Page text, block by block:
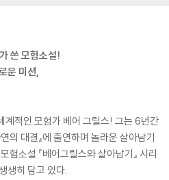
쓴 모험소설!
운 미션,
계적인 모험가 베어 그릴스! 그는 6년간
의 대결』에 출연하며 놀라운 살아남기
소설 『베어그릴스와 살아남기』 시리
생히 담고 있다.